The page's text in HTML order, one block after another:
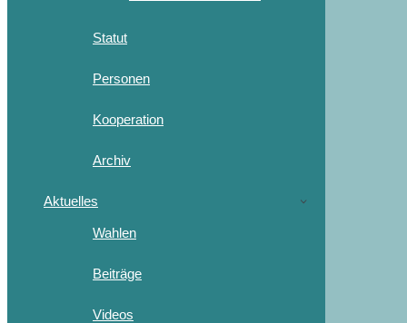
Statut
Personen
Kooperation
Archiv
Aktuelles
Wahlen
Beiträge
Videos